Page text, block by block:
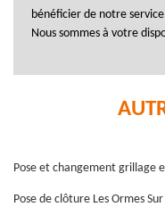
bénéficier de notre
Nous sommes à votre
Pose et changement grillage
Pose de clôture Les Ormes